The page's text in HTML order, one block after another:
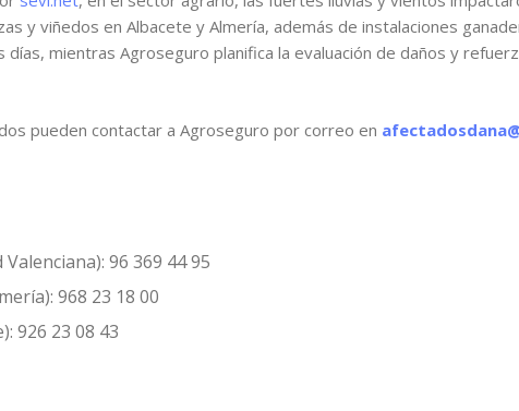
y viñedos en Albacete y Almería, además de instalaciones
mientras Agroseguro planifica la evaluación de daños y
pueden contactar a Agroseguro por correo en
96 369 44 95
968 23 18 00
926 23 08 43